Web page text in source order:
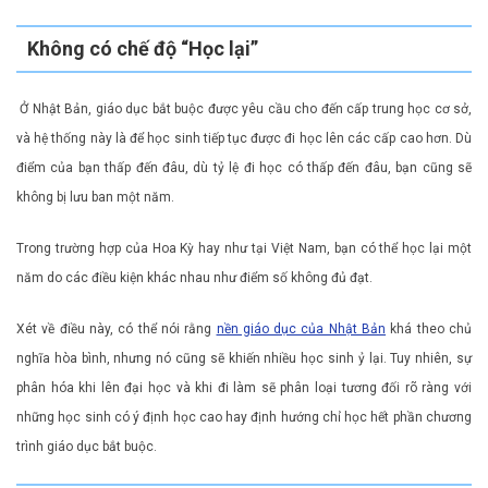
Không có chế độ “Học lại”
Ở Nhật Bản, giáo dục bắt buộc được yêu cầu cho đến cấp trung học cơ sở,
và hệ thống này là để học sinh tiếp tục được đi học lên các cấp cao hơn. Dù
điểm của bạn thấp đến đâu, dù tỷ lệ đi học có thấp đến đâu, bạn cũng sẽ
không bị lưu ban một năm.
Trong trường hợp của Hoa Kỳ hay như tại Việt Nam, bạn có thể học lại một
năm do các điều kiện khác nhau như điểm số không đủ đạt.
Xét về điều này, có thể nói rằng nền giáo dục của Nhật Bản khá theo chủ
nghĩa hòa bình, nhưng nó cũng sẽ khiến nhiều học sinh ỷ lại. Tuy nhiên, sự
phân hóa khi lên đại học và khi đi làm sẽ phân loại tương đối rõ ràng với
những học sinh có ý định học cao hay định hướng chỉ học hết phần chương
trình giáo dục bắt buộc.